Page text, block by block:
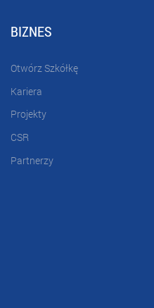
BIZNES
Otwórz Szkółkę
Kariera
Projekty
CSR
Partnerzy